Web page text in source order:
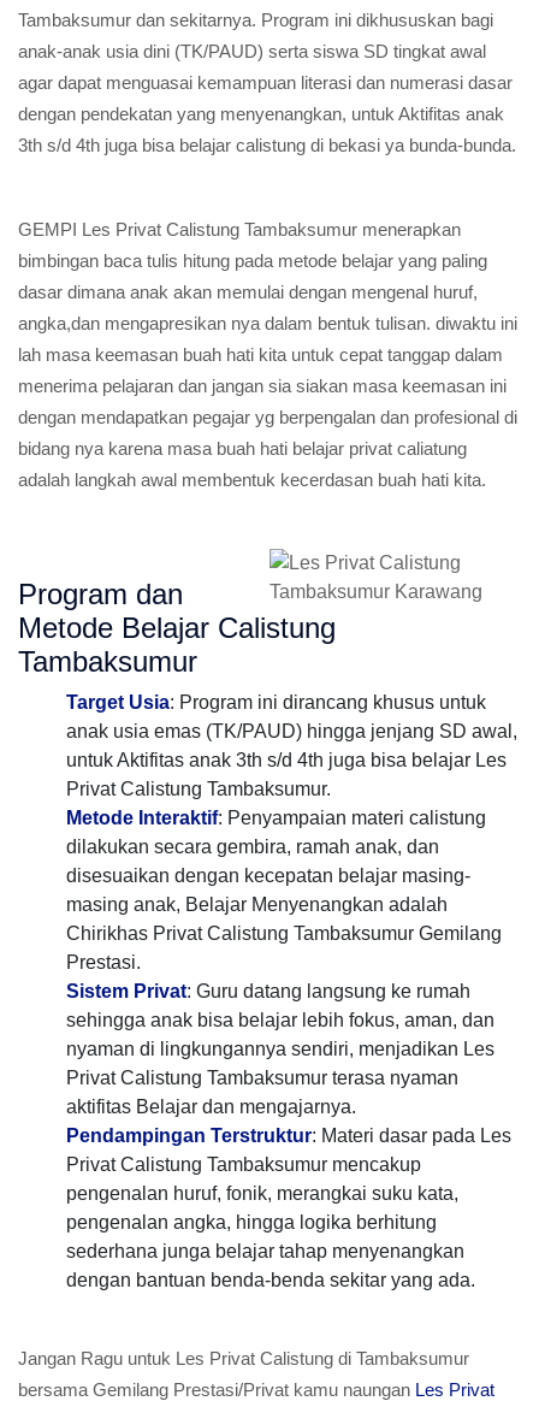
Tambaksumur dan sekitarnya. Program ini dikhususkan bagi
anak-anak usia dini (TK/PAUD) serta siswa SD tingkat awal
agar dapat menguasai kemampuan literasi dan numerasi dasar
dengan pendekatan yang menyenangkan, untuk Aktifitas anak
3th s/d 4th juga bisa belajar calistung di bekasi ya bunda-bunda.
GEMPI Les Privat Calistung Tambaksumur menerapkan
bimbingan baca tulis hitung pada metode belajar yang paling
dasar dimana anak akan memulai dengan mengenal huruf,
angka,dan mengapresikan nya dalam bentuk tulisan. diwaktu ini
lah masa keemasan buah hati kita untuk cepat tanggap dalam
menerima pelajaran dan jangan sia siakan masa keemasan ini
dengan mendapatkan pegajar yg berpengalan dan profesional di
bidang nya karena masa buah hati belajar privat caliatung
adalah langkah awal membentuk kecerdasan buah hati kita.
Program dan
Metode Belajar Calistung
Tambaksumur
Target Usia: Program ini dirancang khusus untuk
anak usia emas (TK/PAUD) hingga jenjang SD awal,
untuk Aktifitas anak 3th s/d 4th juga bisa belajar Les
Privat Calistung Tambaksumur.
Metode Interaktif: Penyampaian materi calistung
dilakukan secara gembira, ramah anak, dan
disesuaikan dengan kecepatan belajar masing-
masing anak, Belajar Menyenangkan adalah
Chirikhas Privat Calistung Tambaksumur Gemilang
Prestasi.
Sistem Privat: Guru datang langsung ke rumah
sehingga anak bisa belajar lebih fokus, aman, dan
nyaman di lingkungannya sendiri, menjadikan Les
Privat Calistung Tambaksumur terasa nyaman
aktifitas Belajar dan mengajarnya.
Pendampingan Terstruktur: Materi dasar pada Les
Privat Calistung Tambaksumur mencakup
pengenalan huruf, fonik, merangkai suku kata,
pengenalan angka, hingga logika berhitung
sederhana junga belajar tahap menyenangkan
dengan bantuan benda-benda sekitar yang ada.
Jangan Ragu untuk Les Privat Calistung di Tambaksumur
bersama Gemilang Prestasi/Privat kamu naungan Les Privat